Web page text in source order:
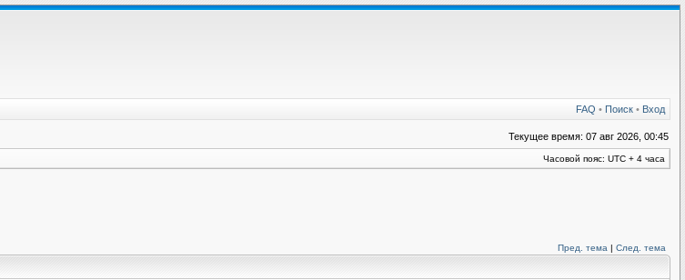
FAQ • Поиск • Вход
Текущее время: 07 авг 2026, 00:45
Часовой пояс: UTC + 4 часа
Пред. тема | След. тема